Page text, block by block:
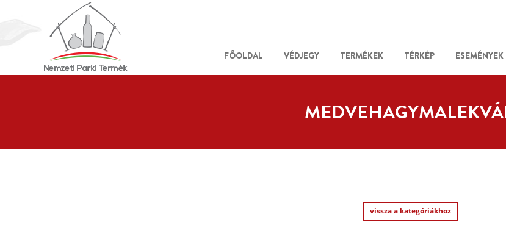
FŐOLDAL VÉDJEGY TERMÉKEK TÉRKÉP ESEMÉNYEK
vissza a kategóriákhoz